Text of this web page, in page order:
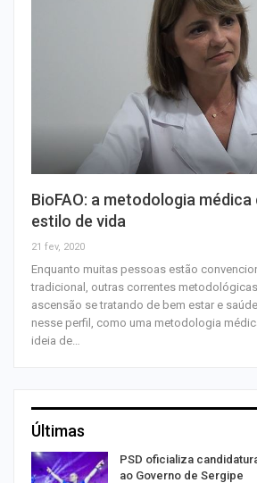
BioFAO: a metodologia médica
estilo de vida
21 fev, 2020
Enquanto muitas pessoas estão
tradicional, outras correntes
ascensão se tratando de bem estar e
nesse perfil, como uma metodologia
ideia de…
Últimas
PSD oficializa
ao Governo de Sergipe